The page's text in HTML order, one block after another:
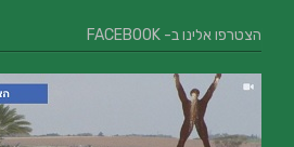
הצטרפו אלינו ב- FACEBOOK